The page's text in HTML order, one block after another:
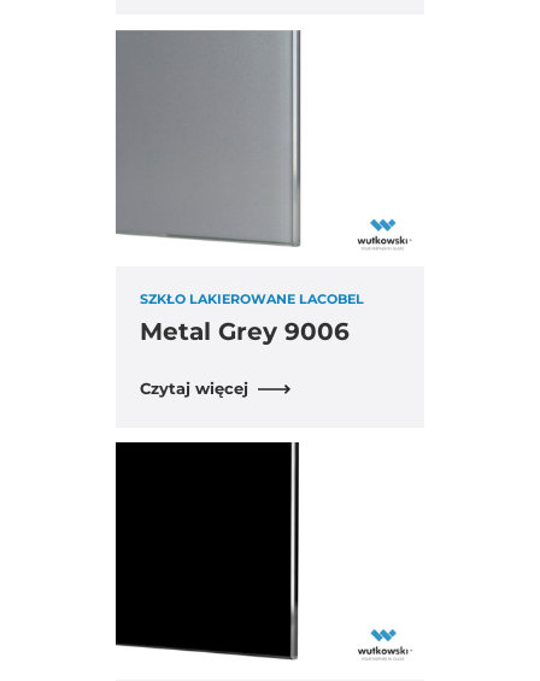
SZKŁO LAKIEROWANE LACOBEL
Metal Grey 9006
Czytaj więcej